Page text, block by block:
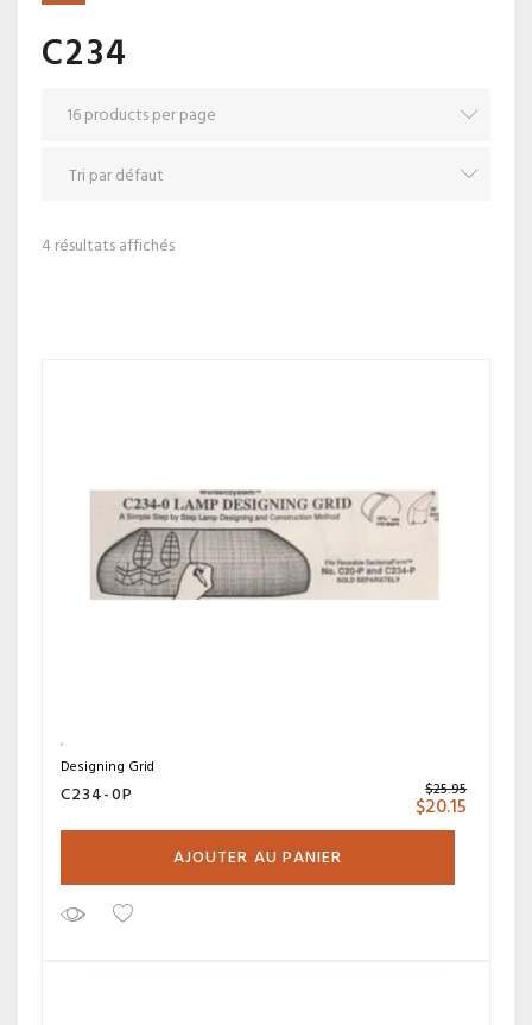
C234
4 résultats affichés
Designing Grid
C234-0P $25.95
$20.15
AJOUTER AU PANIER